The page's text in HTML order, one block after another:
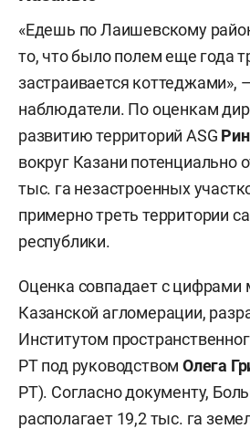
«Едешь по Лаишевскому
то, что было полем еще года
застраивается коттеджами»,
наблюдатели. По оценкам
развитию территорий ASG
вокруг Казани потенциально
тыс. га незастроенных
примерно треть территории
республики.
Оценка совпадает с цифрами
Казанской агломерации,
Институтом
РТ под руководствомОлега
РТ). Согласно документу,
располагает 19,2 тыс. га